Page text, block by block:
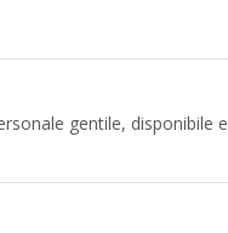
gentile, disponibile e